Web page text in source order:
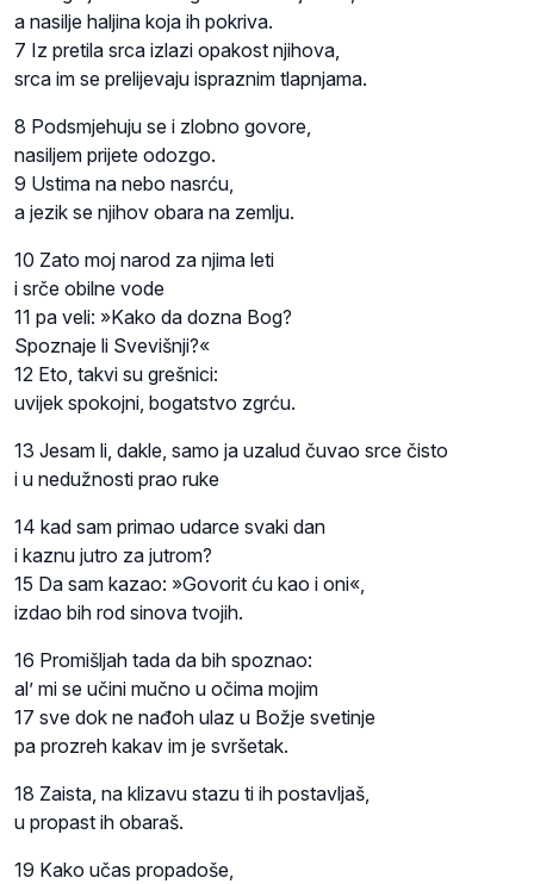
a nasilje haljina koja ih pokriva.
7 Iz pretila srca izlazi opakost njihova,
srca im se prelijevaju ispraznim tlapnjama.
8 Podsmjehuju se i zlobno govore,
nasiljem prijete odozgo.
9 Ustima na nebo nasrću,
a jezik se njihov obara na zemlju.
10 Zato moj narod za njima leti
i srče obilne vode
11 pa veli: »Kako da dozna Bog?
Spoznaje li Svevišnji?«
12 Eto, takvi su grešnici:
uvijek spokojni, bogatstvo zgrću.
13 Jesam li, dakle, samo ja uzalud čuvao srce čisto
i u nedužnosti prao ruke
14 kad sam primao udarce svaki dan
i kaznu jutro za jutrom?
15 Da sam kazao: »Govorit ću kao i oni«,
izdao bih rod sinova tvojih.
16 Promišljah tada da bih spoznao:
al’ mi se učini mučno u očima mojim
17 sve dok ne nađoh ulaz u Božje svetinje
pa prozreh kakav im je svršetak.
18 Zaista, na klizavu stazu ti ih postavljaš,
u propast ih obaraš.
19 Kako učas propadoše,